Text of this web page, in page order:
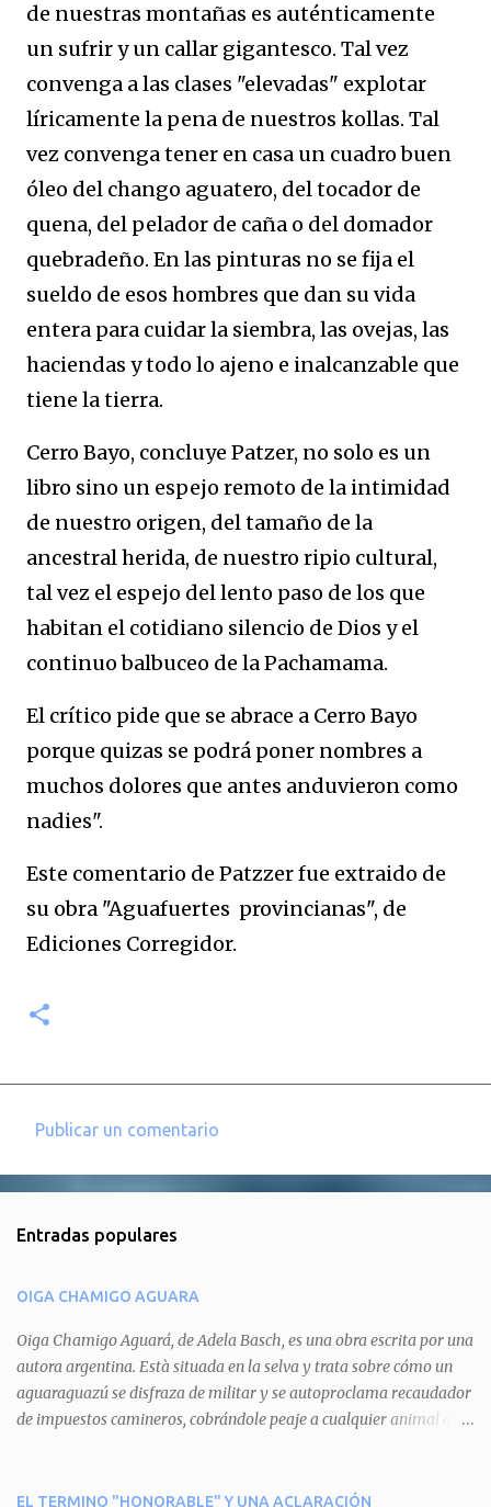
de nuestras montañas es auténticamente
un sufrir y un callar gigantesco. Tal vez
convenga a las clases "elevadas" explotar
líricamente la pena de nuestros kollas. Tal
vez convenga tener en casa un cuadro buen
óleo del chango aguatero, del tocador de
quena, del pelador de caña o del domador
quebradeño. En las pinturas no se fija el
sueldo de esos hombres que dan su vida
entera para cuidar la siembra, las ovejas, las
haciendas y todo lo ajeno e inalcanzable que
tiene la tierra.
Cerro Bayo, concluye Patzer, no solo es un
libro sino un espejo remoto de la intimidad
de nuestro origen, del tamaño de la
ancestral herida, de nuestro ripio cultural,
tal vez el espejo del lento paso de los que
habitan el cotidiano silencio de Dios y el
continuo balbuceo de la Pachamama.
El crítico pide que se abrace a Cerro Bayo
porque quizas se podrá poner nombres a
muchos dolores que antes anduvieron como
nadies".
Este comentario de Patzzer fue extraido de
su obra "Aguafuertes provincianas", de
Ediciones Corregidor.
e
t
a
r
i
o
Publicar un comentario
Entradas populares
OIGA CHAMIGO AGUARA
Oiga Chamigo Aguará, de Adela Basch, es una obra escrita por una
autora argentina. Està situada en la selva y trata sobre cómo un
aguaraguazú se disfraza de militar y se autoproclama recaudador
de impuestos camineros, cobrándole peaje a cualquier animal que
aguará le provoca. De igual manera pasa con Tatú, el armadillo.
EL TERMINO "HONORABLE" Y UNA ACLARACIÓN